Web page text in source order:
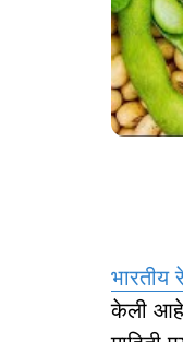
भारतीय
केली आहे.